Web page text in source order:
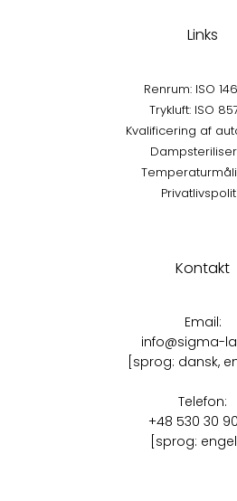
Links
Renrum: ISO
Trykluft: ISO
Kvalificering af
Kontakt
Email:
info@sigma-
[sprog: dansk,
Telefon:
+48 530 30
[sprog: